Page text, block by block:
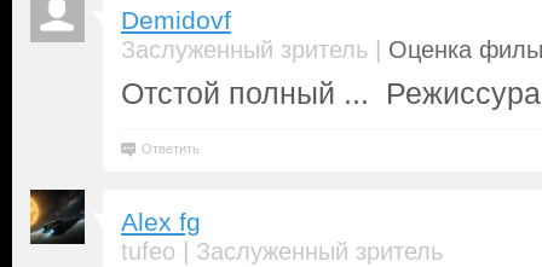
Demidovf
Заслуженный зритель | Оценка
Отстой полный ... Режиссура
Ответить
Alex fg
tufeo | Заслуженный зритель